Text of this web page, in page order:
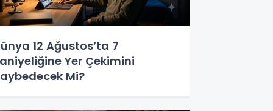
12 Ağustos’ta 7
Yer Çekimini
Mi?